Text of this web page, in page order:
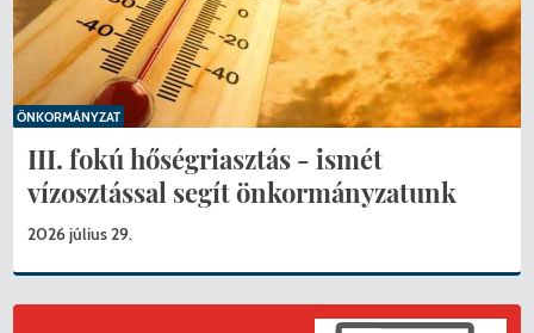
III. fokú hőségriasztás - ismét
vízosztással segít önkormányzatunk
2026 július 29.
ÖNKORMÁNYZAT